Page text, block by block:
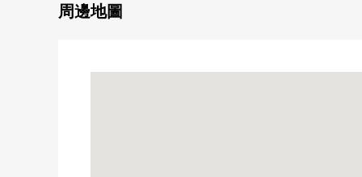
■ 從負責人一句話━━━━━━━━━・・・・・
周邊地圖